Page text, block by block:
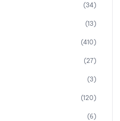
(34)
(13)
(410)
(27)
(3)
(120)
(6)